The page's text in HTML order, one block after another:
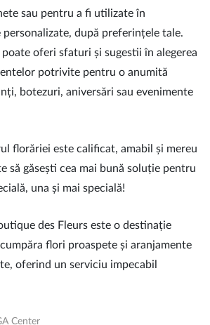
sau pentru a fi utilizate în
după preferințele tale.
oferi sfaturi și sugestii în alegerea
potrivite pentru o anumită
botezuri, aniversări sau evenimente
florăriei este calificat, amabil și mereu
să găsești cea mai bună soluție pentru
una și mai specială!
des Fleurs este o destinație
flori proaspete și aranjamente
oferind un serviciu impecabil
Center